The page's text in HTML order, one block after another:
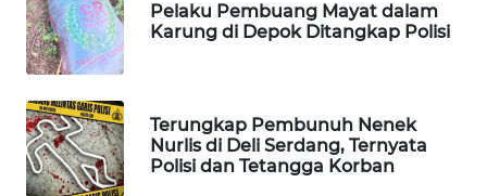
Pelaku Pembuang Mayat dalam
Karung di Depok Ditangkap Polisi
Terungkap Pembunuh Nenek
Nurlis di Deli Serdang, Ternyata
Polisi dan Tetangga Korban
WAHANA
LISTRIK
WAHANA
TRAVEL
WAHANA